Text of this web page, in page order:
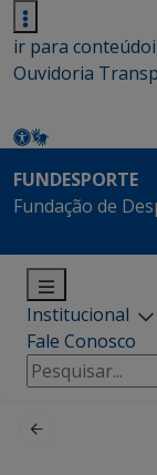
ir para conteúdo
Ouvidoria
FUNDESPORTE
Fundação de
Institucional
Fale Conosco
Pesquisar
por: